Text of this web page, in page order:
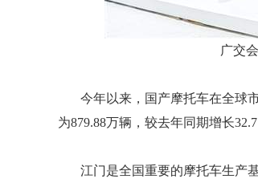
广交
今年以来，国产摩托车在全球市
为879.88万辆，较去年同期增长
江门是全国重要的摩托车生产基